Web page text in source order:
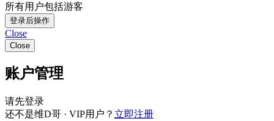
所有用户包括游客
登录后操作
Close
Close
账户管理
请先登录
还不是维D哥 · VIP用户？ 立即注册